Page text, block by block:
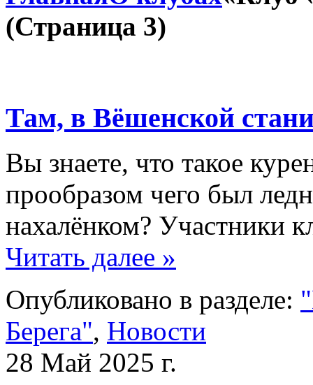
(Страница 3)
Там, в Вёшенской
Вы знаете, что такое
прообразом чего был
нахалёнком? Участники
Читать далее »
Опубликовано в разделе:
Берега", Новости
28 Май 2025 г.